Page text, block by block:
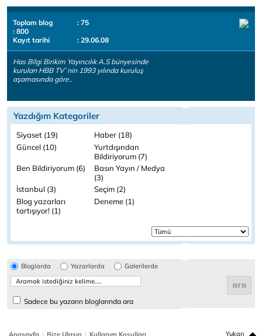
Toplam blog
: 75
: 800
Kayıt tarihi
: 29.06.08
Has Bilgi Birikim Yayıncılık A.S bünyesinde
kurulan HBB TV`nin 1993 yılında kuruluş
aşamasında göre..
Yazdığım Kategoriler
Siyaset (19)
Haber (18)
Güncel (10)
Yurtdışından
Bildiriyorum (7)
Ben Bildiriyorum (6) Basın Yayın / Medya
(3)
İstanbul (3)
Seçim (2)
Blog yazarları
tartışıyor! (1)
Deneme (1)
Bloglarda Yazarlarda Galerilerde
Sadece bu yazarın bloglarında ara
Anasayfa | Bize Ulaşın | Kullanım Koşulları Yukarı